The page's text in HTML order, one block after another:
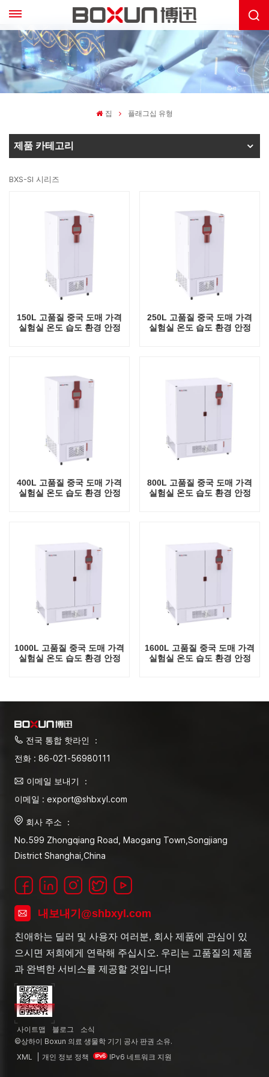
집 플래그십 유형
제품 카테고리
BXS-SI 시리즈
150L 고품질 중국 도매 가격
실험실 온도 습도 환경 안정
250L 고품질 중국 도매 가격
실험실 온도 습도 환경 안정
400L 고품질 중국 도매 가격
실험실 온도 습도 환경 안정
800L 고품질 중국 도매 가격
실험실 온도 습도 환경 안정
1000L 고품질 중국 도매 가격
실험실 온도 습도 환경 안정
1600L 고품질 중국 도매 가격
실험실 온도 습도 환경 안정
전국 통합 핫라인 ：
전화 : 86-021-56980111
이메일 보내기 ：
이메일 : export@shbxyl.com
회사 주소 ：
No.599 Zhongqiang Road, Maogang Town,Songjiang
District Shanghai,China
내보내기@shbxyl.com
친애하는 딜러 및 사용자 여러분, 회사 제품에 관심이 있
으시면 저희에게 연락해 주십시오. 우리는 고품질의 제품
과 완벽한 서비스를 제공할 것입니다!
사이트맵 블로그
소식
©상하이 Boxun 의료 생물학 기기 공사 판권 소유.
XML
개인 정보 정책 IPv6 네트워크 지원